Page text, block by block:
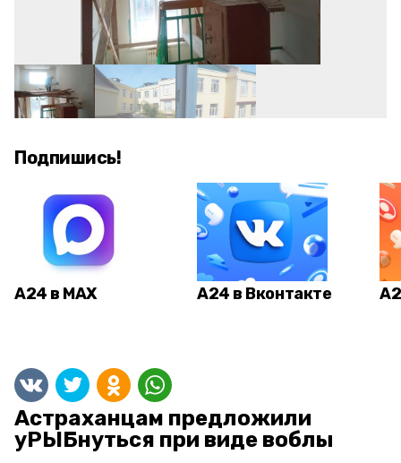
Подпишись!
А24 в MAX А24 в Вконтакте
Астраханцам предложили
уРЫБнуться при виде воблы